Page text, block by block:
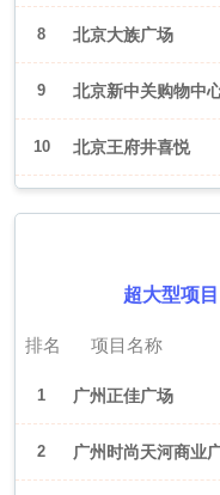
8 北京大族广场
9 北京新中关购物中
10 北京王府井喜悦
超大型项
排名 项目名称
1 广州正佳广场
2 广州时尚天河商业